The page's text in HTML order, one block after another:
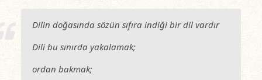
Dilin doğasında sözün sıfıra indiği bir dil vardır
Dili bu sınırda yakalamak;
ordan bakmak;